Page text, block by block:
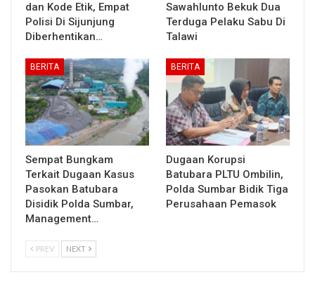
dan Kode Etik, Empat
Polisi Di Sijunjung
Diberhentikan…
Sawahlunto Bekuk Dua
Terduga Pelaku Sabu Di
Talawi
BERITA
Sempat Bungkam
Terkait Dugaan Kasus
Pasokan Batubara
Disidik Polda Sumbar,
Management…
BERITA
Dugaan Korupsi
Batubara PLTU Ombilin,
Polda Sumbar Bidik Tiga
Perusahaan Pemasok
PREV NEXT